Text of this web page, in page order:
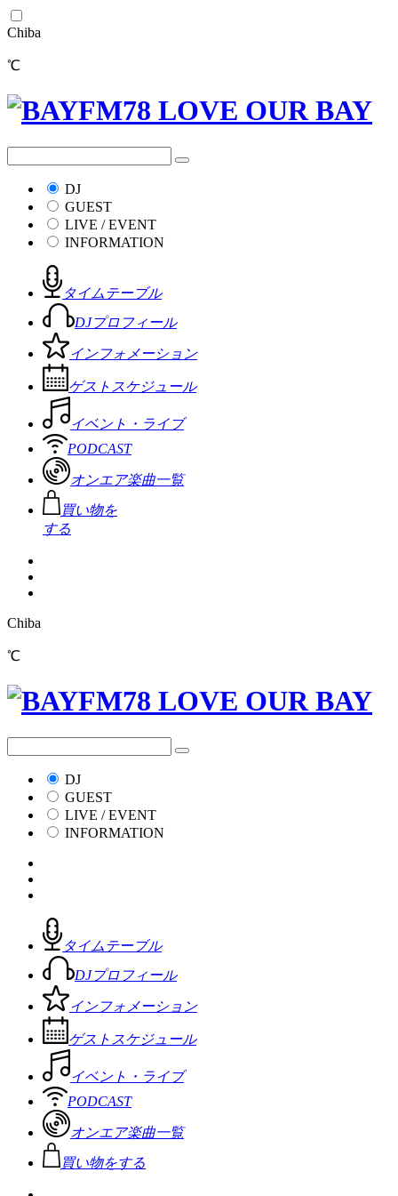
Chiba
℃
DJ
GUEST
LIVE / EVENT
INFORMATION
タイムテーブル
DJプロフィール
インフォメーション
ゲストスケジュール
イベント・ライブ
PODCAST
オンエア楽曲一覧
買い物を
する
Chiba
℃
DJ
GUEST
LIVE / EVENT
INFORMATION
タイムテーブル
DJプロフィール
インフォメーション
ゲストスケジュール
イベント・ライブ
PODCAST
オンエア楽曲一覧
買い物をする